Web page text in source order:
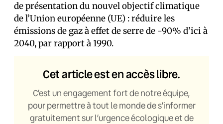
de présentation du nouvel objectif climatique
de l’Union européenne (UE) : réduire les
émissions de gaz à effet de serre de -90% d’ici à
2040, par rapport à 1990.
Cet article est en accès libre.
C’est un engagement fort de notre équipe,
pour permettre à tout le monde de s’informer
gratuitement sur l’urgence écologique et de